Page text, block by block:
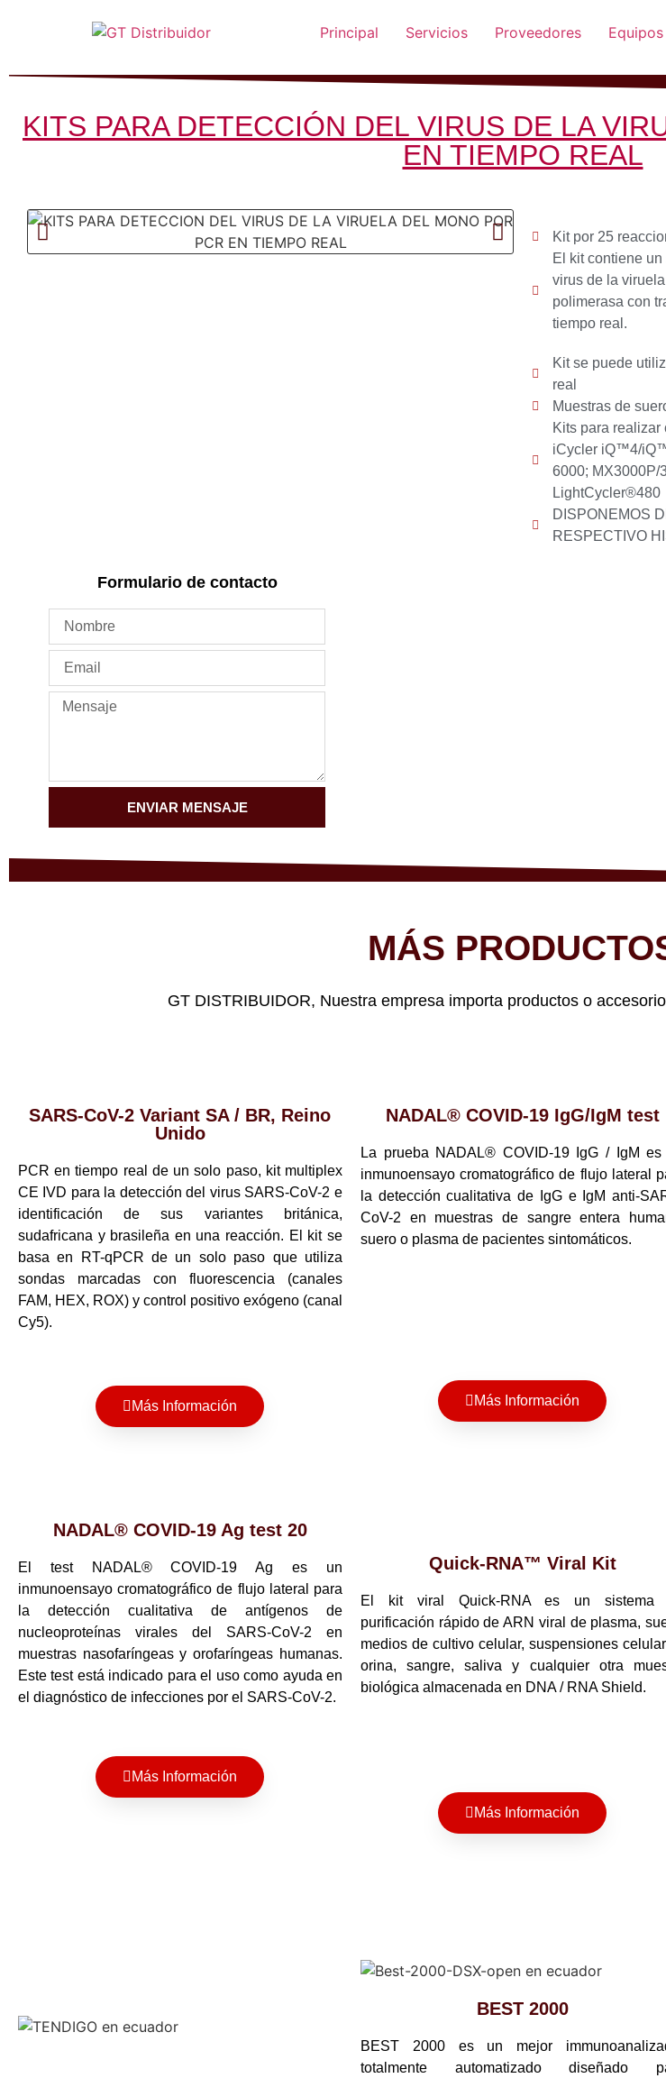
Principal Servicios Proveedores Equipos
KITS PARA DETECCIÓN DEL VIRUS DE LA
EN TIEMPO REAL
Kit por 25
El kit contiene
virus de la
polimerasa con
tiempo real.
Kit se puede
real
Muestras de
Kits para
iCycler iQ™4/
6000; MX3000P/
LightCycler®480
DISPONEMOS
RESPECTIVO
Formulario de contacto
ENVIAR MENSAJE
MÁS
GT DISTRIBUIDOR, Nuestra empresa importa productos o
SARS-CoV-2 Variant SA / BR, Reino
Unido
PCR en tiempo real de un solo paso, kit multiplex
CE IVD para la detección del virus SARS-CoV-2 e
identificación de sus variantes británica,
sudafricana y brasileña en una reacción. El kit se
basa en RT-qPCR de un solo paso que utiliza
sondas marcadas con fluorescencia (canales
FAM, HEX, ROX) y control positivo exógeno (canal
Cy5).
Más Información
NADAL® COVID-19 IgG/IgM test
La prueba NADAL® COVID-19 IgG / IgM es
inmunoensayo cromatográfico de flujo lateral
la detección cualitativa de IgG e IgM anti-
CoV-2 en muestras de sangre entera
suero o plasma de pacientes sintomáticos.
Más Información
NADAL® COVID-19 Ag test 20
El test NADAL® COVID-19 Ag es un
inmunoensayo cromatográfico de flujo lateral para
la detección cualitativa de antígenos de
nucleoproteínas virales del SARS-CoV-2 en
muestras nasofaríngeas y orofaríngeas humanas.
Este test está indicado para el uso como ayuda en
el diagnóstico de infecciones por el SARS-CoV-2.
Más Información
Quick-RNA™ Viral Kit
El kit viral Quick-RNA es un sistema
purificación rápido de ARN viral de plasma,
medios de cultivo celular, suspensiones
orina, sangre, saliva y cualquier otra
biológica almacenada en DNA / RNA Shield.
Más Información
BEST 2000
BEST 2000 es un mejor
totalmente automatizado diseñado